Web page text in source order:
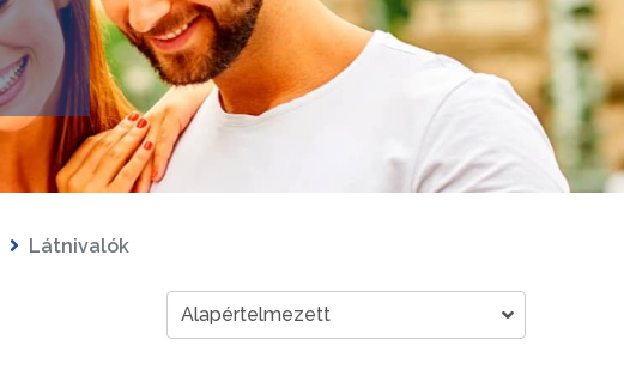
Látnivalók